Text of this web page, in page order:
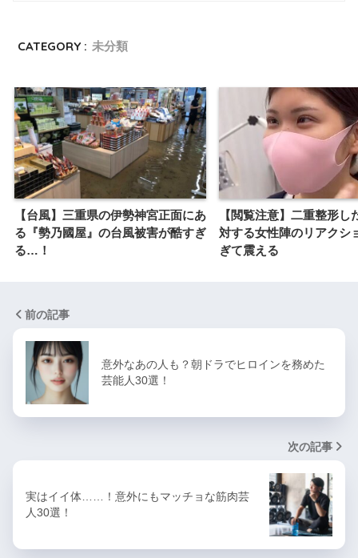
CATEGORY : 未分類
【台風】三重県の伊勢神宮正面にあ
る『勢乃國屋』の台風被害が酷すぎ
る…！
【閲覧注意】二重整形し
対する女性陣のリアクシ
ぎて震える
前の記事
意外なあの人も？朝ドラでヒロインを務めた
芸能人30選！
次の記事
実はイイ体……！意外にもマッチョな筋肉芸
人30選！